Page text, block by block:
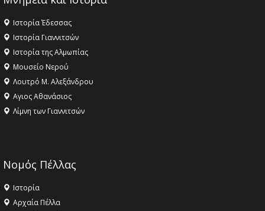
Ιστορία Έδεσσας
Ιστορία Γιαννιτσών
Ιστορία της Αλμωπίας
Μουσείο Νερού
Λουτρό Μ. Αλεξάνδρου
Αγιος Αθανάσιος
Λίμνη των Γιαννιτσών
Νομός Πέλλας
Ιστορία
Αρχαία Πέλλα